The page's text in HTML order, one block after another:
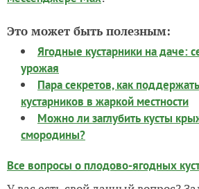
Это может быть полезным:
Ягодные кустарники на даче:
урожая
Пара секретов, как
кустарников в жаркой местности
Можно ли заглубить кусты
смородины?
Все вопросы о плодово-ягодных